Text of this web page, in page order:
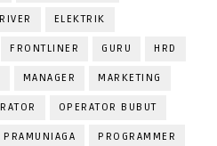
ELEKTRIK
FRONTLINER GURU HRD
MANAGER MARKETING
OPERATOR BUBUT
PRAMUNIAGA PROGRAMMER